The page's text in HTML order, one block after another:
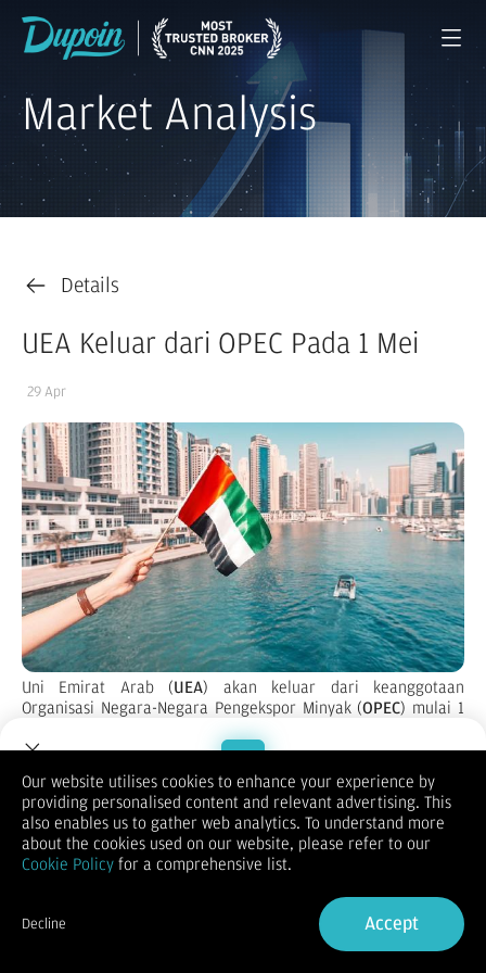
Market Analysis
Details
UEA Keluar dari OPEC Pada 1 Mei
29 Apr
Uni Emirat Arab (UEA) akan keluar dari keanggotaan
Organisasi Negara-Negara Pengekspor Minyak (OPEC) mulai 1
Kantor berita negara UEA, WAM, melaporkan keputusan UEA
sektor energi Abu Dhabi.
"Keputusan ini selaras dengan visi strategis dan ekonomi
jangka panjang Uni Emirat Arab serta pengembangan sektor
energinya, termasuk percepatan investasi dalam produksi
energi domestik," bunyi pemberitaan WAM, Selasa (28/4).
OPEC merupakan kelompok negara penghasil minyak utama
yang mengoordinasikan kebijakan produksi, serta mampu
memengaruhi pasokan serta harga minyak global.
Keluarnya UEA dari OPEC dinilai menjadi pukulan besar bagi
Welcome to Dupoin.
Trade with a Trusted Broker
Sign in
Our website utilises cookies to enhance your experience by
providing personalised content and relevant advertising. This
also enables us to gather web analytics. To understand more
about the cookies used on our website, please refer to our
Cookie Policy for a comprehensive list.
Decline Accept